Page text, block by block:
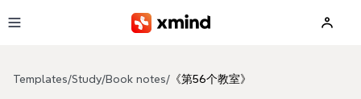
Templates/Study/Book notes/ 《第56个教室》